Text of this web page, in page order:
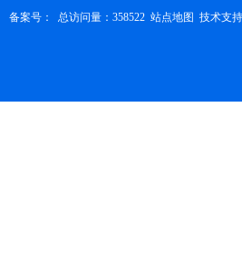
备案号： 总访问量：358522 站点地图 技术支持